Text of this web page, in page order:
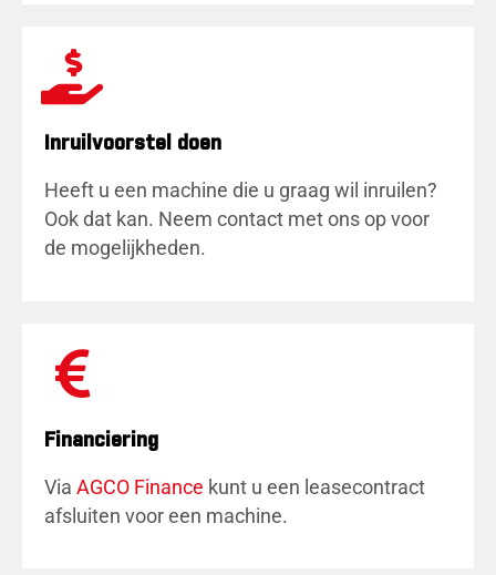
Inruilvoorstel doen
Heeft u een machine die u graag wil inruilen?
Ook dat kan. Neem contact met ons op voor
de mogelijkheden.
Financiering
Via AGCO Finance kunt u een leasecontract
afsluiten voor een machine.